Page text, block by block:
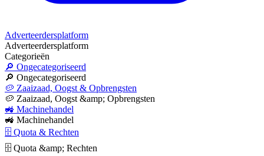
Adverteerdersplatform
Adverteerdersplatform
Categorieën
🔎 Ongecategoriseerd
🔎 Ongecategoriseerd
🥔 Zaaizaad, Oogst & Opbrengsten
🥔 Zaaizaad, Oogst &amp; Opbrengsten
🚜 Machinehandel
🚜 Machinehandel
🗄 Quota & Rechten
🗄 Quota &amp; Rechten